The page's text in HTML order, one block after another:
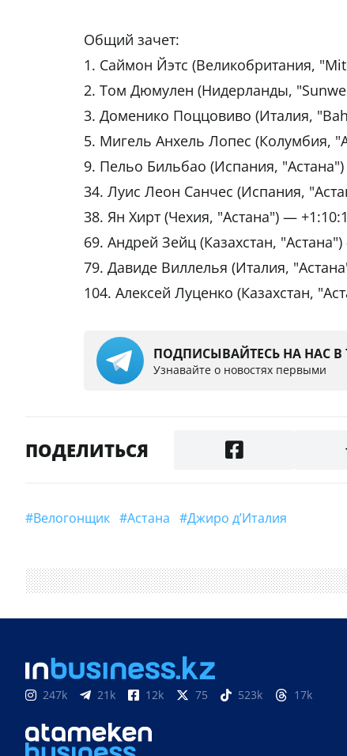
Общий зачет:
1. Саймон Йэтс (Великобритания,
2. Том Дюмулен (Нидерланды,
3. Доменико Поццовиво (Италия,
5. Мигель Анхель Лопес (Колумбия,
9. Пельо Бильбао (Испания,
34. Луис Леон Санчес (Испания,
38. Ян Хирт (Чехия, "Астана") —
69. Андрей Зейц (Казахстан,
79. Давиде Виллелья (Италия,
104. Алексей Луценко (Казахстан,
ПОДПИСЫВАЙТЕСЬ НА НАС В
Узнавайте о новостях первыми
ПОДЕЛИТЬСЯ
#велогонщик #Астана #Джиро д’Италия
247k 21k 12k 75 523k 17k